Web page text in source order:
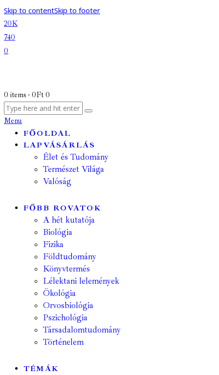
Skip to contentSkip to footer
20K
740
0
0 items - 0Ft 0
Menu
FŐOLDAL
LAPVÁSÁRLÁS
Élet és Tudomány
Természet Világa
Valóság
FŐBB ROVATOK
A hét kutatója
Biológia
Fizika
Földtudomány
Könyvtermés
Lélektani lelemények
Ökológia
Orvosbiológia
Pszichológia
Társadalomtudomány
Történelem
TÉMÁK